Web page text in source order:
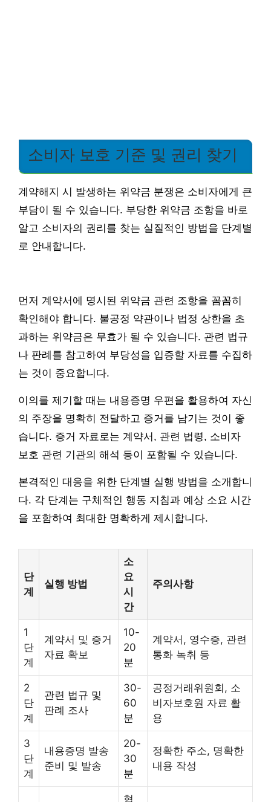
소비자 보호 기준 및 권리 찾기
계약해지 시 발생하는 위약금 분쟁은 소비자에게 큰
부담이 될 수 있습니다. 부당한 위약금 조항을 바로
알고 소비자의 권리를 찾는 실질적인 방법을 단계별
로 안내합니다.
먼저 계약서에 명시된 위약금 관련 조항을 꼼꼼히
확인해야 합니다. 불공정 약관이나 법정 상한을 초
과하는 위약금은 무효가 될 수 있습니다. 관련 법규
나 판례를 참고하여 부당성을 입증할 자료를 수집하
는 것이 중요합니다.
이의를 제기할 때는 내용증명 우편을 활용하여 자신
의 주장을 명확히 전달하고 증거를 남기는 것이 좋
습니다. 증거 자료로는 계약서, 관련 법령, 소비자
보호 관련 기관의 해석 등이 포함될 수 있습니다.
본격적인 대응을 위한 단계별 실행 방법을 소개합니
다. 각 단계는 구체적인 행동 지침과 예상 소요 시간
을 포함하여 최대한 명확하게 제시합니다.
단
계
실행 방법
소
요
시
간
주의사항
1
단
계
계약서 및 증거
자료 확보
10-
20
분
계약서, 영수증, 관련
통화 녹취 등
2
단
계
관련 법규 및
판례 조사
30-
60
분
공정거래위원회, 소
비자보호원 자료 활
용
3
단
계
내용증명 발송
준비 및 발송
20-
30
분
정확한 주소, 명확한
내용 작성
협